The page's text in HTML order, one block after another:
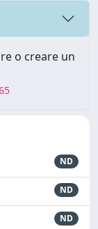
o creare un
ND
ND
ND